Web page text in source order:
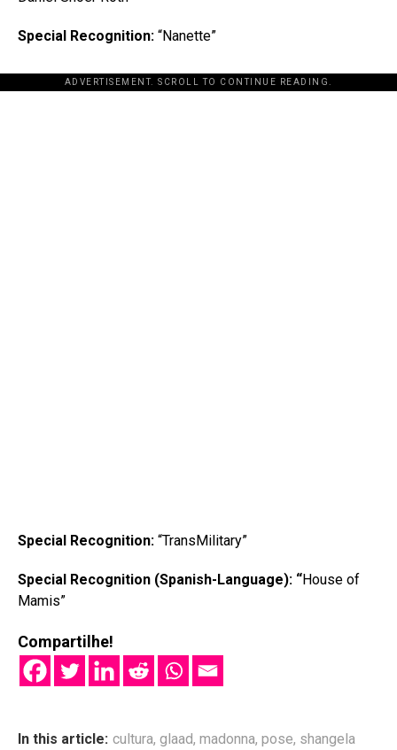
Special Recognition: “Nanette”
ADVERTISEMENT. SCROLL TO CONTINUE READING.
Special Recognition: “TransMilitary”
Special Recognition (Spanish-Language): “House of
Mamis”
Compartilhe!
In this article: cultura, glaad, madonna, pose, shangela